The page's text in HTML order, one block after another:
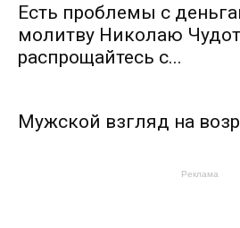
Есть проблемы с
молитву Николаю
распрощайтесь с...
Мужской взгляд на
Реклама